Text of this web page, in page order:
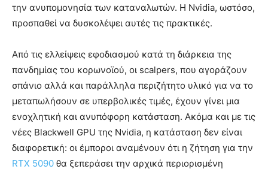
την ανυπομονησία των καταναλωτών. Η Nvidia, ωστόσο,
προσπαθεί να δυσκολέψει αυτές τις πρακτικές.
Από τις ελλείψεις εφοδιασμού κατά τη διάρκεια της
πανδημίας του κορωνοϊού, οι scalpers, που αγοράζουν
σπάνιο αλλά και παράλληλα περιζήτητο υλικό για να το
μεταπωλήσουν σε υπερβολικές τιμές, έχουν γίνει μια
ενοχλητική και ανυπόφορη κατάσταση. Ακόμα και με τις
νέες Blackwell GPU της Nvidia, η κατάσταση δεν είναι
διαφορετική: οι έμποροι αναμένουν ότι η ζήτηση για την
RTX 5090 θα ξεπεράσει την αρχικά περιορισμένη